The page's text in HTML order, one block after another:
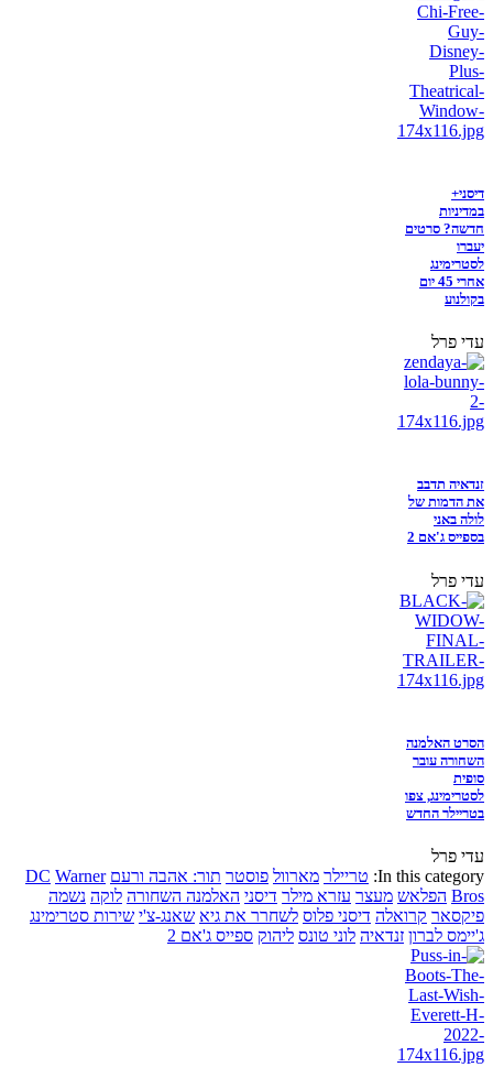
דיסני+
במדיניות
חדשה? סרטים
יעברו
לסטרימינג
אחרי 45 יום
בקולנוע
עדי פרל
זנדאיה תדבב
את הדמות של
לולה באני
בספייס ג'אם 2
עדי פרל
הסרט האלמנה
השחורה עובר
סופית
לסטרימינג, צפו
בטריילר החדש
עדי פרל
In this category: טריילר מארוול פוסטר תור: אהבה ורעם DC Warner
Bros הפלאש מעצר עזרא מילר דיסני האלמנה השחורה לוקה נשמה
פיקסאר קרואלה דיסני פלוס לשחרר את גיא שאנג-צ'י שירות סטרימינג
ג'יימס לברון זנדאיה לוני טונס ליהוק ספייס ג'אם 2